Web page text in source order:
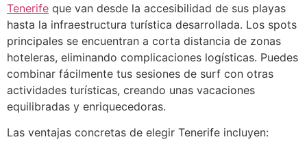
Tenerife que van desde la accesibilidad de sus playas
hasta la infraestructura turística desarrollada. Los spots
principales se encuentran a corta distancia de zonas
hoteleras, eliminando complicaciones logísticas. Puedes
combinar fácilmente tus sesiones de surf con otras
actividades turísticas, creando unas vacaciones
equilibradas y enriquecedoras.
Las ventajas concretas de elegir Tenerife incluyen: